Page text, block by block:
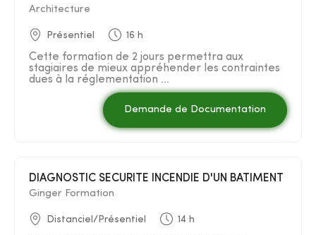
Architecture
Présentiel 16 h
Cette formation de 2 jours permettra aux
stagiaires de mieux appréhender les contraintes
dues à la réglementation ...
Demande de Documentation
DIAGNOSTIC SECURITE INCENDIE D'UN BATIMENT
Ginger Formation
Distanciel/Présentiel 14 h